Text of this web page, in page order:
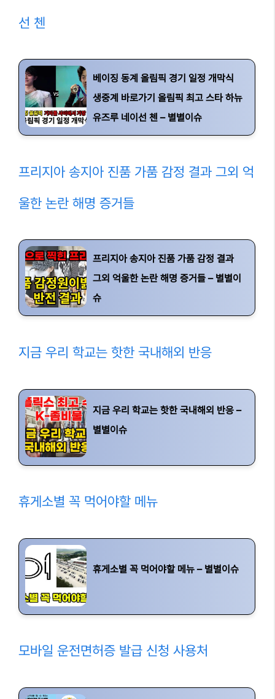
선 첸
베이징 동계 올림픽 경기 일정 개막식
생중계 바로가기 올림픽 최고 스타 하뉴
유즈루 네이선 첸 – 별별이슈
프리지아 송지아 진품 가품 감정 결과 그외 억
울한 논란 해명 증거들
프리지아 송지아 진품 가품 감정 결과
그외 억울한 논란 해명 증거들 – 별별이
슈
지금 우리 학교는 핫한 국내해외 반응
지금 우리 학교는 핫한 국내해외 반응 –
별별이슈
휴게소별 꼭 먹어야할 메뉴
휴게소별 꼭 먹어야할 메뉴 – 별별이슈
모바일 운전면허증 발급 신청 사용처